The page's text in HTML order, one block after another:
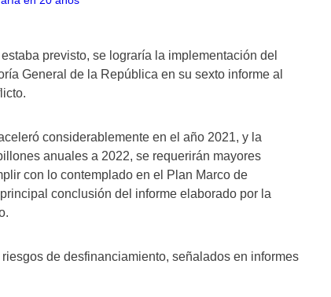
previsto, se lograría la implementación del
General de la República en su sexto informe al
considerablemente en el año 2021, y la
anuales a 2022, se requerirán mayores
con lo contemplado en el Plan Marco de
conclusión del informe elaborado por la
de desfinanciamiento, señalados en informes